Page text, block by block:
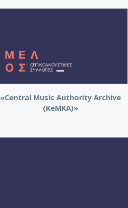
«Central Music Authority Archive
(KeMKA)»